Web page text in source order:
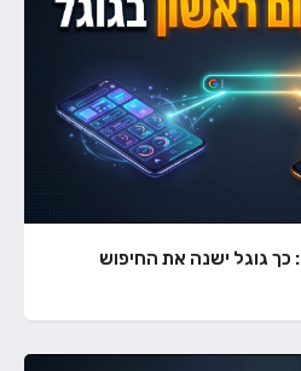
Personal Intelligence: כך גוגל ישנה את החיפוש